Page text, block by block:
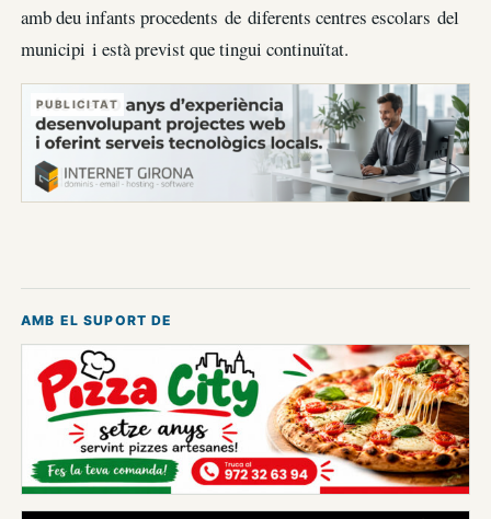
amb deu infants procedents de diferents centres escolars del
municipi i està previst que tingui continuïtat.
PUBLICITAT
AMB EL SUPORT DE